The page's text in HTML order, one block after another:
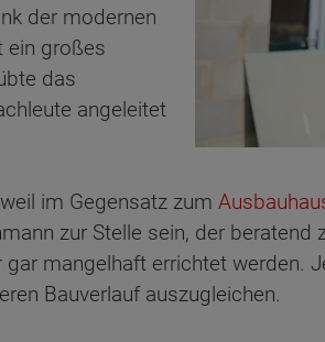
der modernen
ein großes
das
angeleitet
im Gegensatz zum
zur Stelle sein, der
mangelhaft errichtet werden.
Bauverlauf auszugleichen.